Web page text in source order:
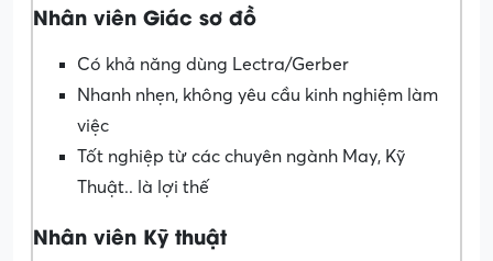
Nhân viên Giác sơ đồ
Có khả năng dùng Lectra/Gerber
Nhanh nhẹn, không yêu cầu kinh nghiệm làm
việc
Tốt nghiệp từ các chuyên ngành May, Kỹ
Thuật.. là lợi thế
Nhân viên Kỹ thuật